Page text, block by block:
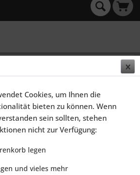
Abgasanlagen, zum
Dann schreibe uns
Cookies, um Ihnen die
bieten zu können. Wenn
sein sollten, stehen
nicht zur Verfügung:
legen
und vieles mehr